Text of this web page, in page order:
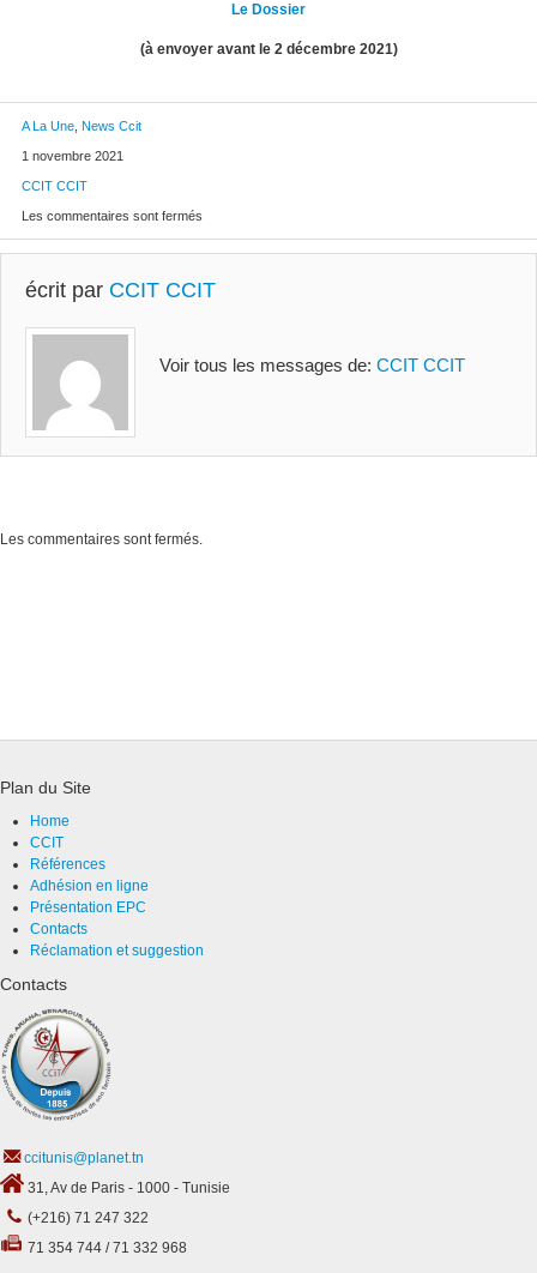
Le Dossier
(à envoyer avant le 2 décembre 2021)
A La Une News Ccit
1 novembre 2021
CCIT CCIT
Les commentaires sont fermés
écrit par CCIT CCIT
Voir tous les messages de: CCIT CCIT
Les commentaires sont fermés.
Plan du Site
Home
CCIT
Références
Adhésion en ligne
Présentation EPC
Contacts
Réclamation et suggestion
Contacts
ccitunis@planet.tn
31, Av de Paris - 1000 - Tunisie
(+216) 71 247 322
71 354 744 / 71 332 968